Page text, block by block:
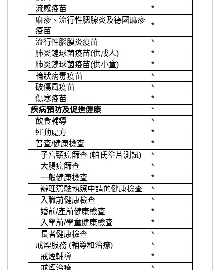
流感疫苗
*
麻疹、流行性腮腺炎及德國麻疹
疫苗
*
流行性腦膜炎疫苗
*
肺炎鏈球菌疫苗(供成人)
*
肺炎鏈球菌疫苗(供小童)
*
輪狀病毒疫苗
*
破傷風疫苗
*
傷寒疫苗
*
疾病預防及促進健康
*
飲食輔導
*
運動處方
*
普查/健康檢查
*
子宮頸癌篩查 (帕氏塗片測試)
*
大腸癌篩查
*
一般健康檢查
*
辦理駕駛執照申請的健康檢查
*
入職前健康檢查
*
婚前/產前健康檢查
*
入學前/學童健康檢查
*
長者健康檢查
*
戒煙服務 (輔導和治療)
*
戒煙輔導
*
戒煙治療
*